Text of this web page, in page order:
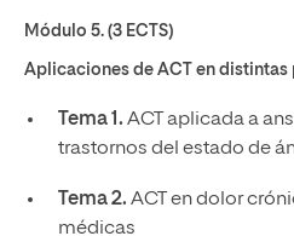
Módulo 5. (3 ECTS)
Aplicaciones de ACT en
Tema 1. ACT aplicada a
trastornos del estado de
Tema 2. ACT en dolor
médicas